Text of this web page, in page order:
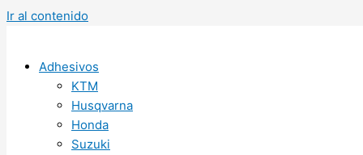
Ir al contenido
Adhesivos
KTM
Husqvarna
Honda
Suzuki